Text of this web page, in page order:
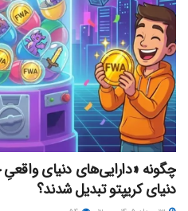
چگونه «دارایی‌های دنیای
دنیای کریپتو تبدیل شدند؟